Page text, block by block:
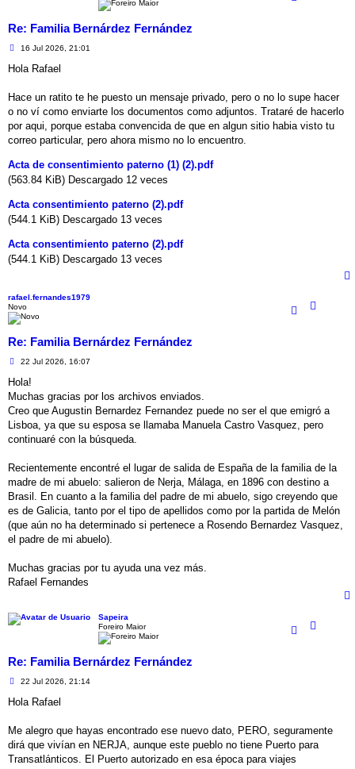
Re: Familia Bernárdez Fernández
M
n
j
16 Jul 2026, 21:01
Hola Rafael
Hace un ratito te he puesto un mensaje privado, pero o no lo supe hacer
o no ví como enviarte los documentos como adjuntos. Trataré de hacerlo
por aqui, porque estaba convencida de que en algun sitio habia visto tu
correo particular, pero ahora mismo no lo encuentro.
Acta de consentimiento paterno (1) (2).pdf
(563.84 KiB) Descargado 12 veces
Acta consentimiento paterno (2).pdf
(544.1 KiB) Descargado 13 veces
Acta consentimiento paterno (2).pdf
(544.1 KiB) Descargado 13 veces
rafael.fernandes1979
Novo
Re: Familia Bernárdez Fernández
M
n
a
j
22 Jul 2026, 16:07
Hola!
Muchas gracias por los archivos enviados.
Creo que Augustin Bernardez Fernandez puede no ser el que emigró a
Lisboa, ya que su esposa se llamaba Manuela Castro Vasquez, pero
continuaré con la búsqueda.
Recientemente encontré el lugar de salida de España de la familia de la
madre de mi abuelo: salieron de Nerja, Málaga, en 1896 con destino a
Brasil. En cuanto a la familia del padre de mi abuelo, sigo creyendo que
es de Galicia, tanto por el tipo de apellidos como por la partida de Melón
(que aún no ha determinado si pertenece a Rosendo Bernardez Vasquez,
el padre de mi abuelo).
Muchas gracias por tu ayuda una vez más.
Rafael Fernandes
Sapeira
Foreiro Maior
Re: Familia Bernárdez Fernández
M
n
j
22 Jul 2026, 21:14
Hola Rafael
Me alegro que hayas encontrado ese nuevo dato, PERO, seguramente
dirá que vivían en NERJA, aunque este pueblo no tiene Puerto para
Transatlánticos. El Puerto autorizado en esa época para viajes